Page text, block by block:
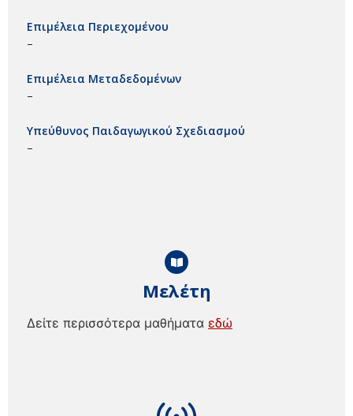
Μελέτη
Δείτε περισσότερα μαθήματα εδώ
Επιμέλεια Περιεχομένου
–
Επιμέλεια Μεταδεδομένων
–
Υπεύθυνος Παιδαγωγικού Σχεδιασμού
–